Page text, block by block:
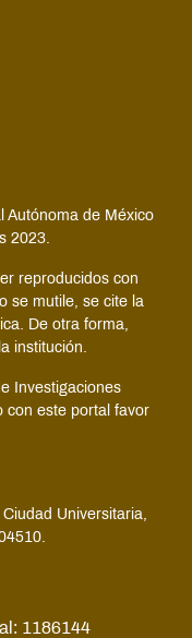
Autónoma de México
2023.
reproducidos con
se mutile, se cite la
De otra forma,
institución.
Investigaciones
con este portal favor
Universitaria,
1186144